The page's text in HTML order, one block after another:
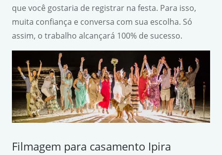
que você gostaria de registrar na festa. Para isso,
muita confiança e conversa com sua escolha. Só
assim, o trabalho alcançará 100% de sucesso.
Filmagem para casamento Ipira